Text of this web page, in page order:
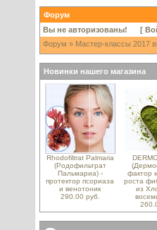
Форум
Вы не авторизованы! [
Форум » Мастер-классы 2017
Новинки нашего магазина
Rhodofiltrat Palmaria
(Родофильтрат
Пальмариа) -
протектор псориаза
и венотоник
290.00 руб.
фактор
роста
из